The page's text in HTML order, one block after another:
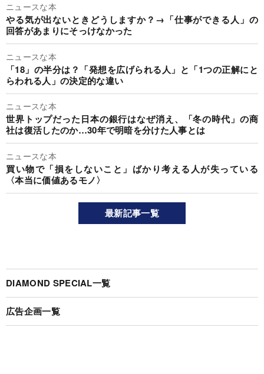
ニュースな本
やる気が出ないときどうしますか？→「仕事ができる人」の
回答があまりにそっけなかった
ニュースな本
「18」の半分は？「発想を広げられる人」と「1つの正解にと
らわれる人」の決定的な違い
ニュースな本
世界トップだった日本の銀行はなぜ消え、「冬の時代」の商
社は復活したのか…30年で明暗を分けた人事とは
ニュースな本
買い物で「損をしないこと」ばかり考える人が失っている
〈本当に価値あるモノ〉
最新記事一覧
DIAMOND SPECIAL一覧
広告企画一覧